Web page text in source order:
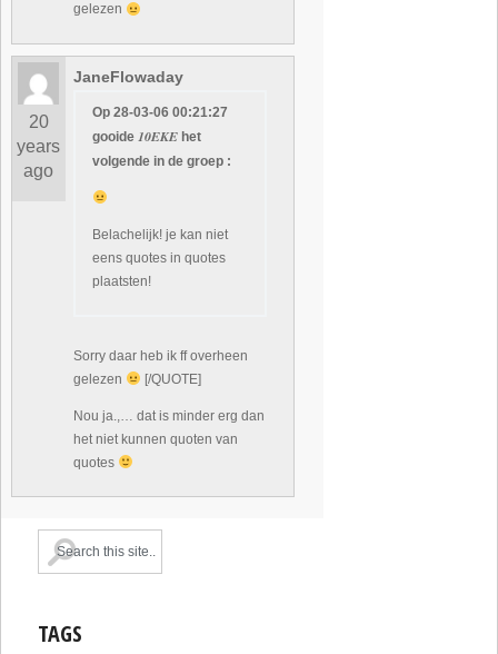
gelezen
20
years
ago
JaneFlowaday
Op 28-03-06 00:21:27
gooide 10EKE het
volgende in de groep :
Belachelijk! je kan niet
eens quotes in quotes
plaatsten!
Sorry daar heb ik ff overheen
gelezen
[/QUOTE]
Nou ja.,… dat is minder erg dan
het niet kunnen quoten van
quotes
TAGS